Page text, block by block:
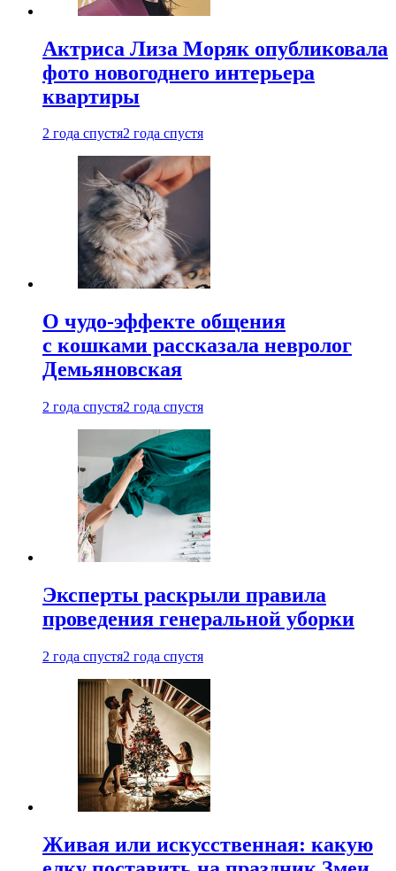
Актриса Лиза Моряк опубликовала
фото новогоднего интерьера
квартиры
2 года спустя2 года спустя
О чудо-эффекте общения
с кошками рассказала невролог
Демьяновская
2 года спустя2 года спустя
Эксперты раскрыли правила
проведения генеральной уборки
2 года спустя2 года спустя
Живая или искусственная: какую